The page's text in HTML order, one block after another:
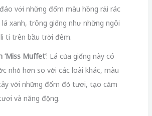
với những đốm màu hồng rải rác
xanh, trông giống như những ngôi
ti trên bầu trời đêm.
‘Miss Muffet’: Lá của giống này có
nhỏ hơn so với các loài khác, màu
với những đốm đỏ tươi, tạo cảm
và năng động.